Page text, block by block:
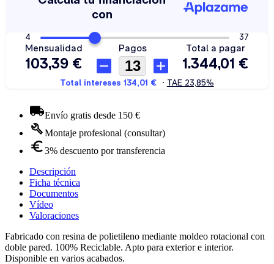
Envío gratis desde 150 €
Montaje profesional (consultar)
3% descuento por transferencia
Descripción
Ficha técnica
Documentos
Vídeo
Valoraciones
Fabricado con resina de polietileno mediante moldeo rotacional con
doble pared. 100% Reciclable. Apto para exterior e interior.
Disponible en varios acabados.